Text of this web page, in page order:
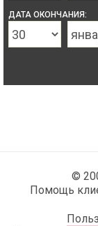
ДАТА ОКОНЧАНИЯ:
©
Помощь